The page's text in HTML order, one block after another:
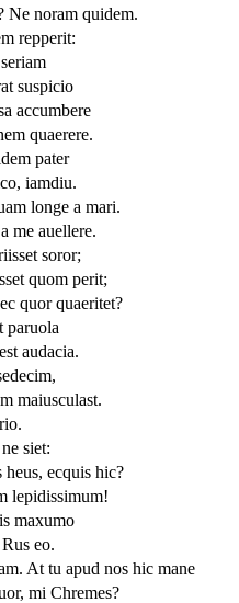
noram quidem.
repperit:
suspicio
accumbere
quaerere.
pater
iamdiu.
longe a mari.
me auellere.
soror;
quom perit;
quor quaeritet?
paruola
audacia.
maiusculast.
siet:
ecquis hic?
lepidissimum!
maxumo
eo.
At tu apud nos hic mane
mi Chremes?